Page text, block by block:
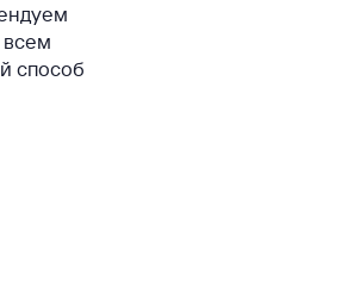
всем
способ